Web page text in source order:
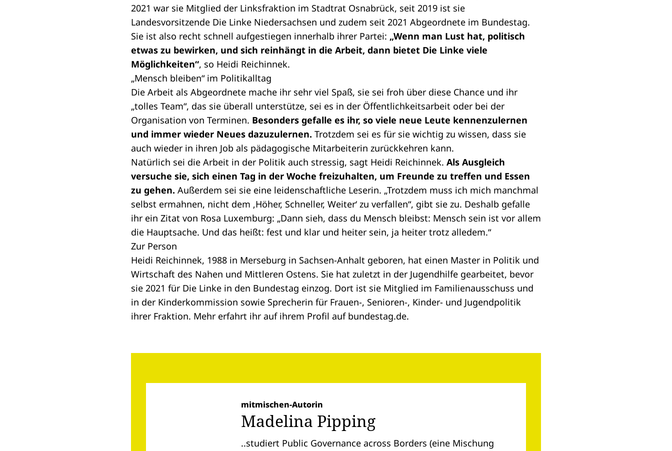
2021 war sie Mitglied der Linksfraktion im Stadtrat Osnabrück, seit 2019 ist sie
Landesvorsitzende Die Linke Niedersachsen und zudem seit 2021 Abgeordnete im Bundestag.
Sie ist also recht schnell aufgestiegen innerhalb ihrer Partei: „Wenn man Lust hat, politisch
etwas zu bewirken, und sich reinhängt in die Arbeit, dann bietet Die Linke viele
Möglichkeiten“, so Heidi Reichinnek.
„Mensch bleiben“ im Politikalltag
Die Arbeit als Abgeordnete mache ihr sehr viel Spaß, sie sei froh über diese Chance und ihr
„tolles Team“, das sie überall unterstütze, sei es in der Öffentlichkeitsarbeit oder bei der
Organisation von Terminen. Besonders gefalle es ihr, so viele neue Leute kennenzulernen
und immer wieder Neues dazuzulernen. Trotzdem sei es für sie wichtig zu wissen, dass sie
auch wieder in ihren Job als pädagogische Mitarbeiterin zurückkehren kann.
Natürlich sei die Arbeit in der Politik auch stressig, sagt Heidi Reichinnek. Als Ausgleich
versuche sie, sich einen Tag in der Woche freizuhalten, um Freunde zu treffen und Essen
zu gehen. Außerdem sei sie eine leidenschaftliche Leserin. „Trotzdem muss ich mich manchmal
selbst ermahnen, nicht dem ‚Höher, Schneller, Weiter‘ zu verfallen“, gibt sie zu. Deshalb gefalle
ihr ein Zitat von Rosa Luxemburg: „Dann sieh, dass du Mensch bleibst: Mensch sein ist vor allem
die Hauptsache. Und das heißt: fest und klar und heiter sein, ja heiter trotz alledem.“
Zur Person
Heidi Reichinnek, 1988 in Merseburg in Sachsen-Anhalt geboren, hat einen Master in Politik und
Wirtschaft des Nahen und Mittleren Ostens. Sie hat zuletzt in der Jugendhilfe gearbeitet, bevor
sie 2021 für Die Linke in den Bundestag einzog. Dort ist sie Mitglied im Familienausschuss und
in der Kinderkommission sowie Sprecherin für Frauen-, Senioren-, Kinder- und Jugendpolitik
ihrer Fraktion. Mehr erfahrt ihr auf ihrem Profil auf bundestag.de.
mitmischen-Autorin
Madelina Pipping
..studiert Public Governance across Borders (eine Mischung